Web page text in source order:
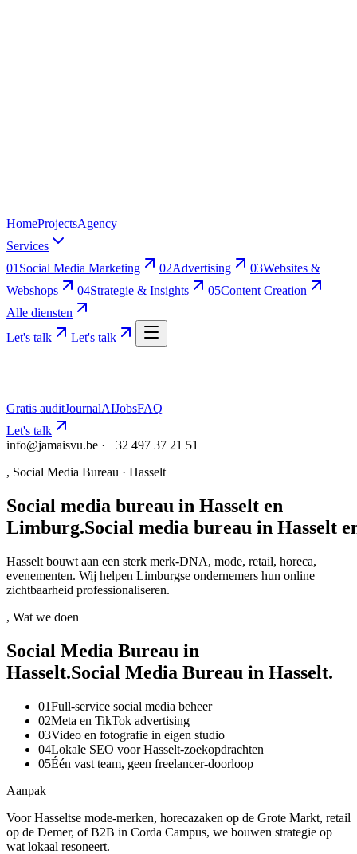
HomeProjectsAgency
Services
01 Social Media Marketing 02Advertising 03Websites &
Webshops
04Strategie & Insights 05Content Creation
Alle diensten
Let's talk
Let's talk
Gratis auditJournalAIJobsFAQ
Let's talk
info@jamaisvu.be · +32 497 37 21 51
, Social Media Bureau · Hasselt
Social media bureau in Hasselt en
Limburg.Social media bureau in Hasselt e
Hasselt bouwt aan een sterk merk-DNA, mode, retail, horeca,
evenementen. Wij helpen Limburgse ondernemers hun online
zichtbaarheid professionaliseren.
, Wat we doen
Social Media Bureau in
Hasselt.Social Media Bureau in Hasselt.
01Full-service social media beheer
02Meta en TikTok advertising
03Video en fotografie in eigen studio
04Lokale SEO voor Hasselt-zoekopdrachten
05Één vast team, geen freelancer-doorloop
Aanpak
Voor Hasseltse mode-merken, horecazaken op de Grote Markt, retail
op de Demer, of B2B in Corda Campus, we bouwen strategie op
wat lokaal resoneert.